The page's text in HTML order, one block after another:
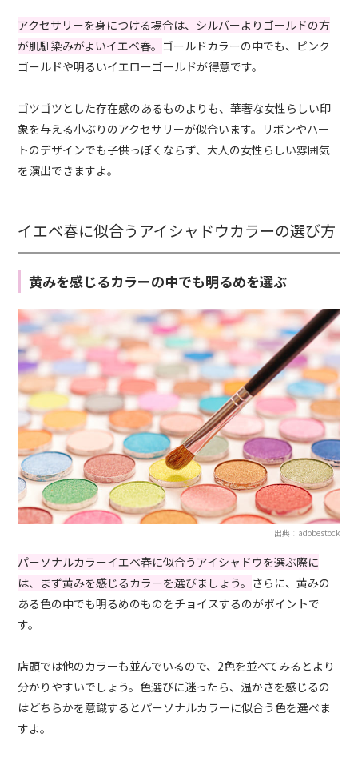
アクセサリーを身につける場合は、シルバーよりゴールドの方
が肌馴染みがよいイエベ春。 ゴールドカラーの中でも、ピンク
ゴールドや明るいイエローゴールドが得意です。
ゴツゴツとした存在感のあるものよりも、華奢な女性らしい印
象を与える小ぶりのアクセサリーが似合います。リボンやハー
トのデザインでも子供っぽくならず、大人の女性らしい雰囲気
を演出できますよ。
イエベ春に似合うアイシャドウカラーの選び方
黄みを感じるカラーの中でも明るめを選ぶ
出典：adobestock
パーソナルカラーイエベ春に似合うアイシャドウを選ぶ際に
は、まず黄みを感じるカラーを選びましょう。 さらに、黄みの
ある色の中でも明るめのものをチョイスするのがポイントで
す。
店頭では他のカラーも並んでいるので、2色を並べてみるとより
分かりやすいでしょう。色選びに迷ったら、温かさを感じるの
はどちらかを意識するとパーソナルカラーに似合う色を選べま
すよ。